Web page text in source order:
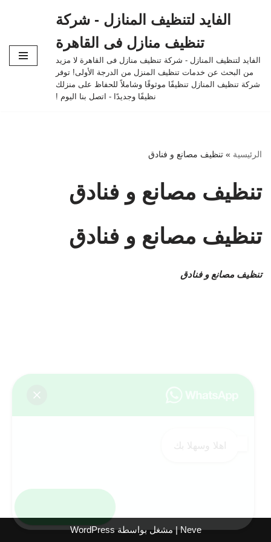
المحتوى
الفايد لتنظيف المنازل - شركة
تنظيف منازل فى القاهرة
الفايد لتنظيف المنازل - شركة تنظيف منازل فى القاهرة لا مزيد
من البحث عن خدمات تنظيف المنزل من الدرجة الأولى! توفر
شركة تنظيف المنازل تنظيفًا موثوقًا وشاملاً للحفاظ على منزلك
نظيفًا وجديدًا - اتصل بنا اليوم !
الرئيسية » تنظيف مصانع و فنادق
تنظيف مصانع و فنادق
تنظيف مصانع و فنادق
تنظيف مصانع و فنادق
Neve| مشغل بواسطةWordPress
اهلا وسهلا بك